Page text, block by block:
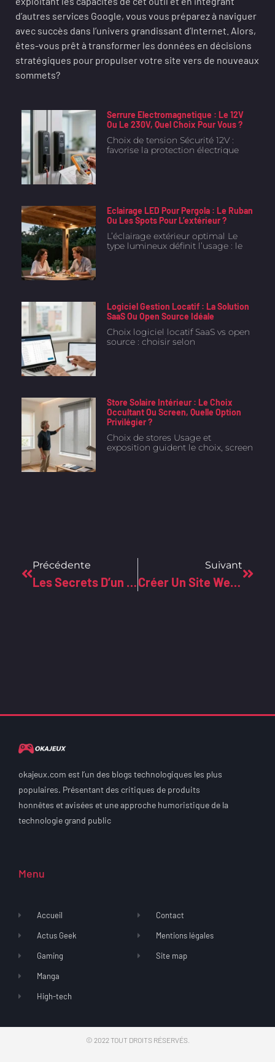
d’autres services Google, vous vous préparez à naviguer
avec succès dans l’univers grandissant d’Internet. Alors,
êtes-vous prêt à transformer les données en décisions
stratégiques pour propulser votre site vers de nouveaux
sommets?
Serrure Electromagnetique : Le 12V
Ou Le 230V, Quel Choix Pour Vous ?
Choix de tension Sécurité 12V :
favorise la protection électrique
Eclairage LED Pour Pergola : Le Ruban
Ou Les Spots Pour L’extérieur ?
L’éclairage extérieur optimal Le
type lumineux définit l’usage : le
Logiciel Gestion Locatif : La Solution
SaaS Ou Open Source Idéale
Choix logiciel locatif SaaS vs open
source : choisir selon
Store Solaire Intérieur : Le Choix
Occultant Ou Screen, Quelle Option
Privilégier ?
Choix de stores Usage et
exposition guident le choix, screen
Précédente
Les Secrets D’un Site Web En Flat Design Pour Captiver Vos Utilisateurs
Suivant
Créer Un Site Web Flat Design En High-Tech Pour Marquer Par La Simplicité Percutante
okajeux.com est l’un des blogs technologiques les plus
populaires. Présentant des critiques de produits
honnêtes et avisées et une approche humoristique de la
technologie grand public
Menu
Accueil
Actus Geek
Gaming
Manga
High-tech
Contact
Mentions légales
Site map
© 2022 TOUT DROITS RÉSERVÉS.